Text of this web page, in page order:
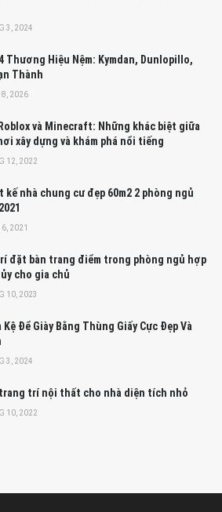
3, 2024
Thương Hiệu Nệm: Kymdan, Dunlopillo,
Thành
8, 2026
và Minecraft: Những khác biệt giữa
xây dựng và khám phá nổi tiếng
12, 2022
kế nhà chung cư đẹp 60m2 2 phòng ngủ
2021
đặt bàn trang điểm trong phòng ngủ hợp
cho gia chủ
10, 2023
Kệ Để Giày Bằng Thùng Giấy Cực Đẹp Và
3, 2024
trí nội thất cho nhà diện tích nhỏ
10, 2022